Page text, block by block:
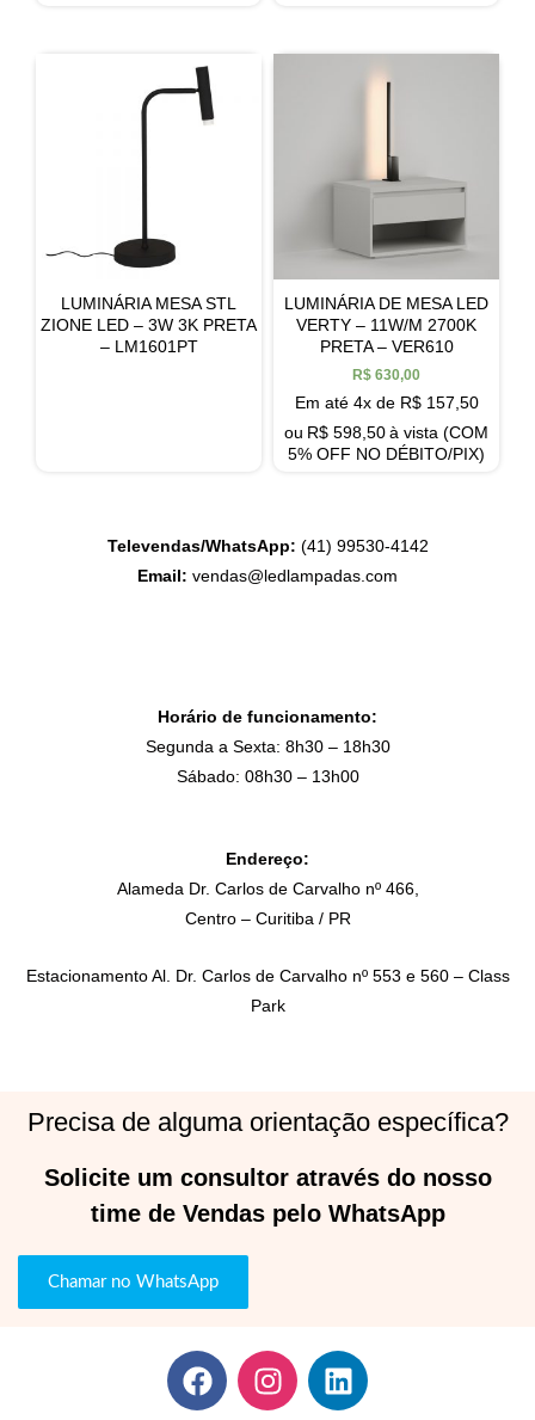
LUMINÁRIA MESA STL
ZIONE LED – 3W 3K PRETA
– LM1601PT
LUMINÁRIA DE MESA LED
VERTY – 11W/M 2700K
PRETA – VER610
R$ 630,00
Em até 4x de R$157,50
ou R$ 598,50à vista (COM
5% OFF NO DÉBITO/PIX)
Televendas/WhatsApp: (41) 99530-4142
Email: vendas@ledlampadas.com
Horário de funcionamento:
Segunda a Sexta: 8h30 – 18h30
Sábado: 08h30 – 13h00
Endereço:
Alameda Dr. Carlos de Carvalho nº 466,
Centro – Curitiba / PR
Estacionamento Al. Dr. Carlos de Carvalho nº 553 e 560 – Class
Park
Precisa de alguma orientação específica?
Solicite um consultor através do nosso
time de Vendas pelo WhatsApp
Chamar no WhatsApp